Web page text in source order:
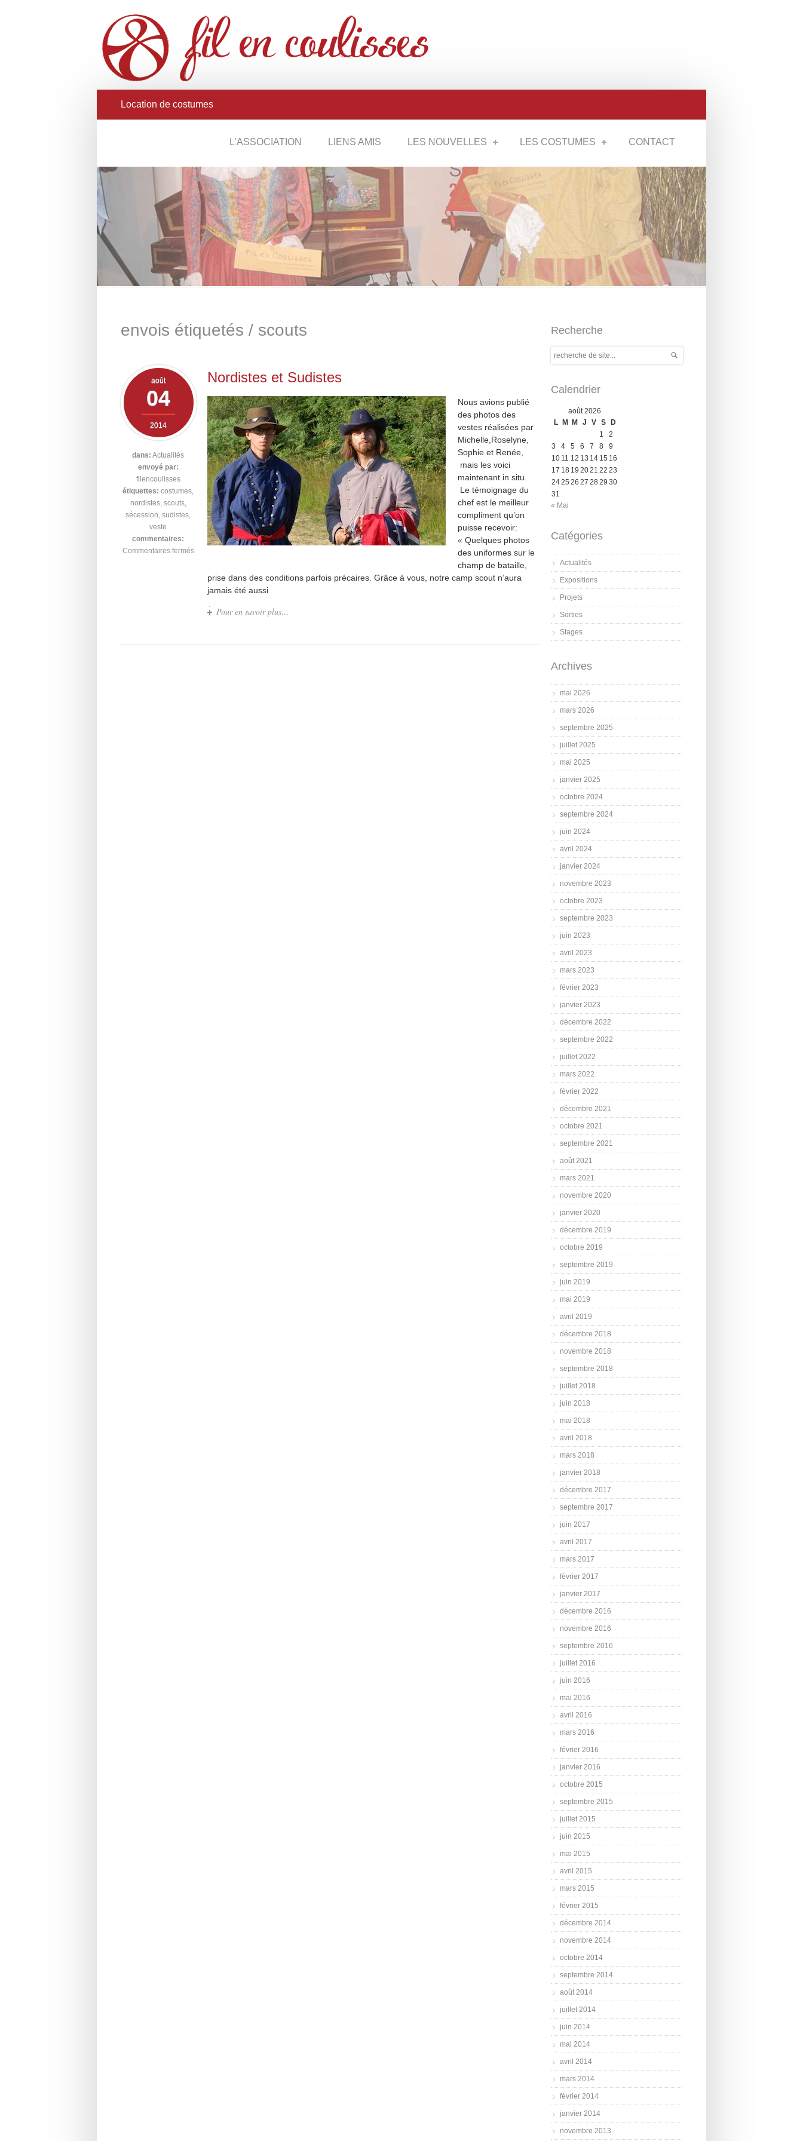
Location de costumes
L’ASSOCIATION LIENS AMIS LES NOUVELLES LES COSTUMES CONTACT
envois étiquetés / scouts
août
04
2014
dans: Actualités
envoyé par:
filencoulisses
étiquettes: costumes,
nordistes, scouts,
sécession, sudistes,
veste
commentaires:
Commentaires fermés
Nordistes et Sudistes
Nous avions publié
des photos des
vestes réalisées par
Michelle,Roselyne,
Sophie et Renée,
mais les voici
maintenant in situ.
Le témoignage du
chef est le meilleur
compliment qu’on
puisse recevoir:
« Quelques photos
des uniformes sur le
champ de bataille,
prise dans des conditions parfois précaires. Grâce à vous, notre camp scout n’aura
jamais été aussi
Pour en savoir plus…
Recherche
Calendrier
août 2026
L M M J V S D
1
2
3
4 5 6 7 8
9
10 11 12 13 14 15 16
17 18 19 2021 22 23
2425 26 27 2829 30
31
« Mai
Catégories
Actualités
Expositions
Projets
Sorties
Stages
Archives
mai 2026
mars 2026
septembre 2025
juillet 2025
mai 2025
janvier 2025
octobre 2024
septembre 2024
juin 2024
avril 2024
janvier 2024
novembre 2023
octobre 2023
septembre 2023
juin 2023
avril 2023
mars 2023
février 2023
janvier 2023
décembre 2022
septembre 2022
juillet 2022
mars 2022
février 2022
décembre 2021
octobre 2021
septembre 2021
août 2021
mars 2021
novembre 2020
janvier 2020
décembre 2019
octobre 2019
septembre 2019
juin 2019
mai 2019
avril 2019
décembre 2018
novembre 2018
septembre 2018
juillet 2018
juin 2018
mai 2018
avril 2018
mars 2018
janvier 2018
décembre 2017
septembre 2017
juin 2017
avril 2017
mars 2017
février 2017
janvier 2017
décembre 2016
novembre 2016
septembre 2016
juillet 2016
juin 2016
mai 2016
avril 2016
mars 2016
février 2016
janvier 2016
octobre 2015
septembre 2015
juillet 2015
juin 2015
mai 2015
avril 2015
mars 2015
février 2015
décembre 2014
novembre 2014
octobre 2014
septembre 2014
août 2014
juillet 2014
juin 2014
mai 2014
avril 2014
mars 2014
février 2014
janvier 2014
novembre 2013